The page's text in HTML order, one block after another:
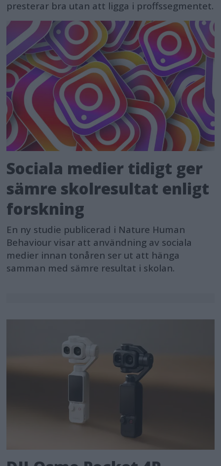
presterar bra utan att ligga i proffssegmentet.
Sociala medier tidigt ger
sämre skolresultat enligt
forskning
En ny studie publicerad i Nature Human
Behaviour visar att användning av sociala
medier innan tonåren ser ut att hänga
samman med sämre resultat i skolan.